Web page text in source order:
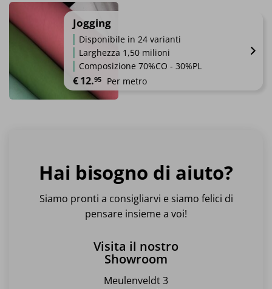
Jogging
Disponibile in 24 varianti
Larghezza 1,50 milioni
Composizione 70%CO - 30%PL
€12.95 Per metro
Le
opzioni
possono
essere
scelte
pagina
del
Hai bisogno di aiuto?
Siamo pronti a consigliarvi e siamo felici di
pensare insieme a voi!
Visita il nostro
Showroom
Meulenveldt 3